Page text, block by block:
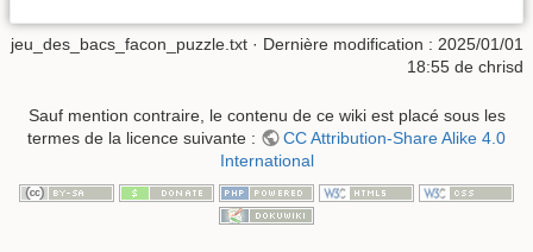
jeu_des_bacs_facon_puzzle.txt · Dernière modification : 2025/01/01
18:55 de chrisd
Sauf mention contraire, le contenu de ce wiki est placé sous les
termes de la licence suivante :
CC Attribution-Share Alike 4.0
International